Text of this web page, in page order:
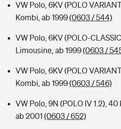
VW Polo, 6KV (POLO
Kombi, ab 1999(0603 / 544)
VW Polo, 6KV (POLO-
Limousine, ab 1999(0603 /
VW Polo, 6KV (POLO
Kombi, ab 1999(0603 / 546)
VW Polo, 9N (POLO IV 1.2),
ab 2001 (0603 / 652)